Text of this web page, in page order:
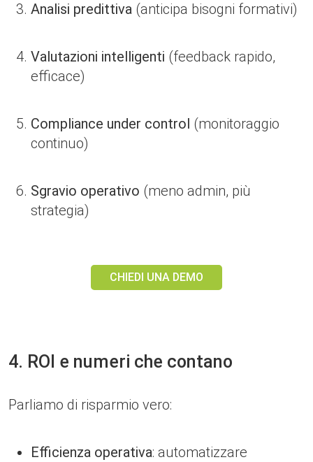
Analisi predittiva (anticipa bisogni formativi)
Valutazioni intelligenti (feedback rapido,
efficace)
Compliance under control (monitoraggio
continuo)
Sgravio operativo (meno admin, più
strategia)
CHIEDI UNA DEMO
4. ROI e numeri che contano
Parliamo di risparmio vero:
Efficienza operativa: automatizzare